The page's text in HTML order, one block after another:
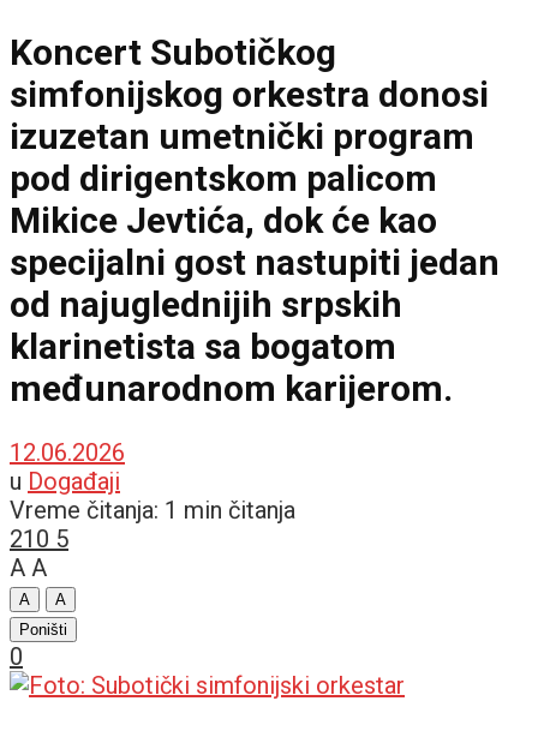
Koncert Subotičkog
simfonijskog orkestra donosi
izuzetan umetnički program
pod dirigentskom palicom
Mikice Jevtića, dok će kao
specijalni gost nastupiti jedan
od najuglednijih srpskih
klarinetista sa bogatom
međunarodnom karijerom.
12.06.2026
u Događaji
Vreme čitanja: 1 min čitanja
210 5
A A
A
A
Poništi
0